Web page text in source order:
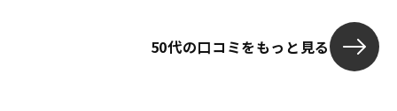
うことで、
50代の口コミをもっと見る